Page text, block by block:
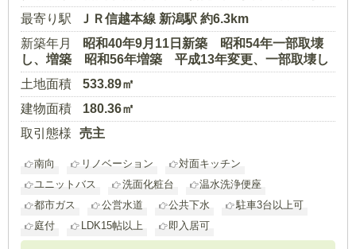
最寄り駅
ＪＲ信越本線 新潟駅 約6.3km
新築年月
昭和40年9月11日新築 昭和54年一部取壊
し、増築 昭和56年増築 平成13年変更、一部取壊し
土地面積
533.89㎡
建物面積
180.36㎡
取引態様
売主
南向 リノベーション
対面キッチン
ユニットバス
洗面化粧台
温水洗浄便座
都市ガス
公営水道 公共下水
駐車3台以上可
庭付
LDK15帖以上 即入居可